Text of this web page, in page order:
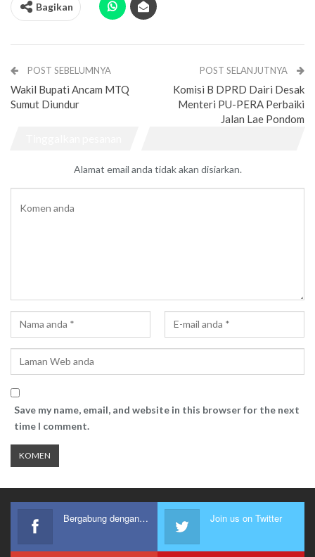
Bagikan
POST SEBELUMNYA
Wakil Bupati Ancam MTQ
Sumut Diundur
POST SELANJUTNYA
Komisi B DPRD Dairi Desak
Menteri PU-PERA Perbaiki
Jalan Lae Pondom
Alamat email anda tidak akan disiarkan.
Save my name, email, and website in this browser for the next
time I comment.
Bergabung dengan kami Join us on Twitter